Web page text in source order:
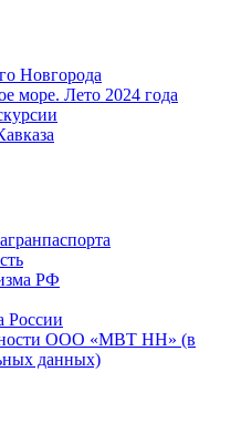
Новгорода
море. Лето 2024 года
РФ
России
ООО «МВТ НН» (в
данных)